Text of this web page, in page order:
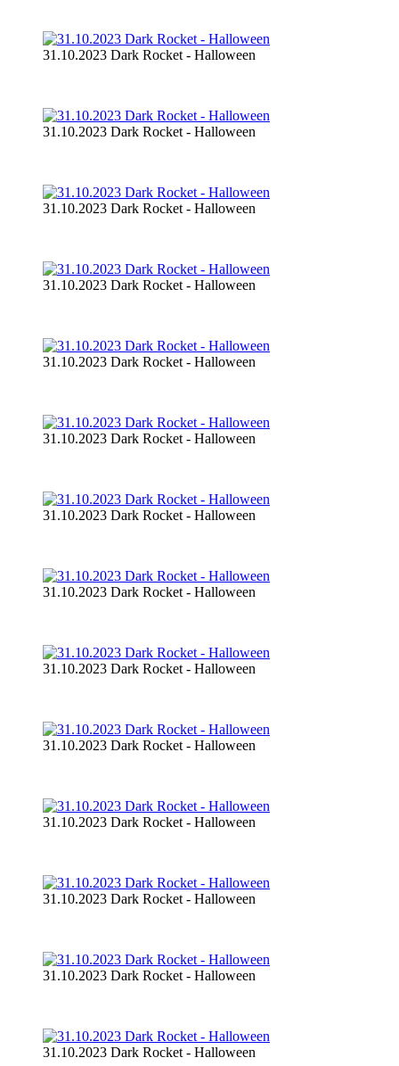
31.10.2023 Dark Rocket - Halloween
31.10.2023 Dark Rocket - Halloween
31.10.2023 Dark Rocket - Halloween
31.10.2023 Dark Rocket - Halloween
31.10.2023 Dark Rocket - Halloween
31.10.2023 Dark Rocket - Halloween
31.10.2023 Dark Rocket - Halloween
31.10.2023 Dark Rocket - Halloween
31.10.2023 Dark Rocket - Halloween
31.10.2023 Dark Rocket - Halloween
31.10.2023 Dark Rocket - Halloween
31.10.2023 Dark Rocket - Halloween
31.10.2023 Dark Rocket - Halloween
31.10.2023 Dark Rocket - Halloween